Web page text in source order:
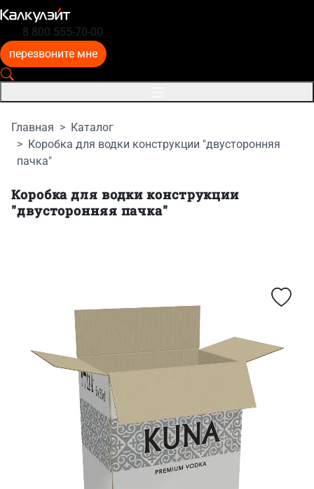
8 800 555-70-00
перезвоните мне
Главная
Каталог
Коробка для водки конструкции "двусторонняя
пачка"
Коробка для водки конструкции
"двусторонняя пачка"